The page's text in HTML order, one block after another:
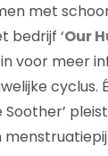
met
bedrijf ‘Our
voor meer
cyclus.
Soother’